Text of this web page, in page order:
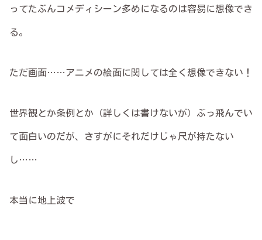
ってたぶんコメディシーン多めになるのは容易に想像でき
る。
ただ画面……アニメの絵面に関しては全く想像できない！
世界観とか条例とか（詳しくは書けないが）ぶっ飛んでい
て面白いのだが、さすがにそれだけじゃ尺が持たない
し……
本当に地上波で